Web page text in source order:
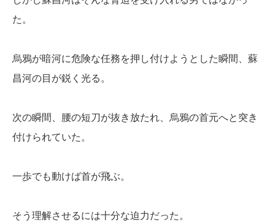
た。
烏鴉が暗河に危険な任務を押し付けようとした瞬間、蘇
昌河の目が鋭く光る。
次の瞬間、腰の短刀が抜き放たれ、烏鴉の首元へと突き
付けられていた。
一歩でも動けば首が飛ぶ。
そう理解させるには十分な迫力だった。